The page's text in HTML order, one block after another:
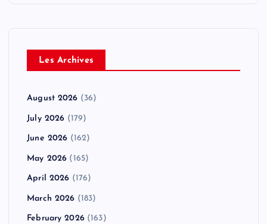
Les Archives
August 2026 (36)
July 2026 (179)
June 2026 (162)
May 2026 (165)
April 2026 (176)
March 2026 (183)
February 2026(163)